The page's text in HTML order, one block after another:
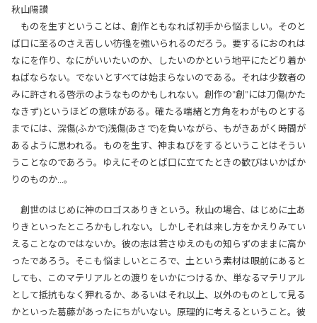
秋山陽讃
ものを生すということは、創作ともなれば初手から悩ましい。そのと
ば口に至るのさえ苦しい彷徨を強いられるのだろう。要するにおのれは
なにを作り、なにがいいたいのか、したいのかという地平にたどり着か
ねばならない。でないとすべては始まらないのである。それは少数者の
みに許される啓示のようなものかもしれない。創作の”創”には刀傷(かた
なきず)というほどの意味がある。確たる端緒と方角をわがものとする
までには、深傷(ふかで)浅傷(あさで)を負いながら、もがきあがく時間が
あるように思われる。ものを生す、神まねびをするということはそうい
うことなのであろう。ゆえにそのとば口に立てたときの歓びはいかばか
りのものか…。
創世のはじめに神のロゴスありきという。秋山の場合、はじめに土あ
りきといったところかもしれない。しかしそれは来し方をかえりみてい
えることなのではないか。彼の志は若さゆえのもの知らずのままに高か
ったであろう。そこも悩ましいところで、土という素材は眼前にあると
しても、このマテリアルとの渡りをいかにつけるか、単なるマテリアル
として抵抗もなく狎れるか、あるいはそれ以上、以外のものとして見る
かといった葛藤があったにちがいない。原理的に考えるということ。彼